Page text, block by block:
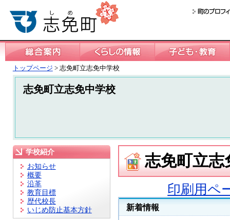
トップページ > 志免町立志免中学校
志免町立志免中学校
学校紹介
お知らせ
概要
沿革
教育目標
歴代校長
いじめ防止基本方針
志免町立志
印刷用ペ
新着情報